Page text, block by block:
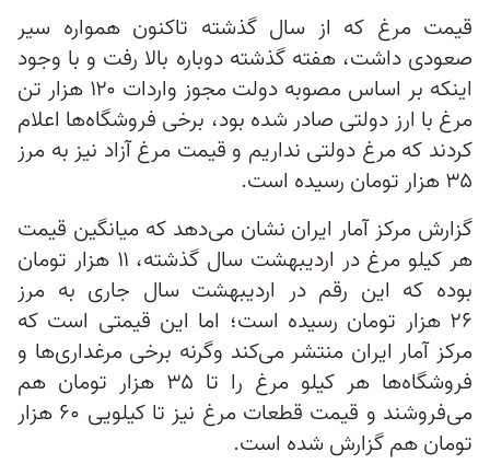
قیمت مرغ که از سال گذشته تاکنون همواره سیر
صعودی داشت، هفته‌ گذشته دوباره بالا رفت و با وجود
اینکه بر اساس مصوبه دولت مجوز واردات ۱۲۰ هزار تن
مرغ با ارز دولتی صادر شده بود، برخی فروشگاه‌ها اعلام
کردند که مرغ دولتی نداریم و قیمت مرغ آزاد نیز به مرز
۳۵ هزار تومان رسیده است.
گزارش مرکز آمار ایران نشان می‌دهد که میانگین قیمت
هر کیلو مرغ در اردیبهشت سال گذشته، ۱۱ هزار تومان
بوده که این رقم در اردیبهشت سال جاری به مرز
۲۶ هزار تومان رسیده است؛ اما این قیمتی است که
مرکز آمار ایران منتشر می‌کند وگرنه برخی مرغداری‌ها و
فروشگاه‌ها هر کیلو مرغ را تا ۳۵ هزار تومان هم
می‌فروشند و قیمت قطعات مرغ نیز تا کیلویی ۶۰ هزار
تومان هم گزارش شده است.